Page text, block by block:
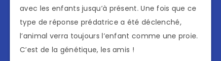
avec les enfants jusqu’à présent. Une fois que ce
type de réponse prédatrice a été déclenché,
l’animal verra toujours l’enfant comme une proie.
C’est de la génétique, les amis !